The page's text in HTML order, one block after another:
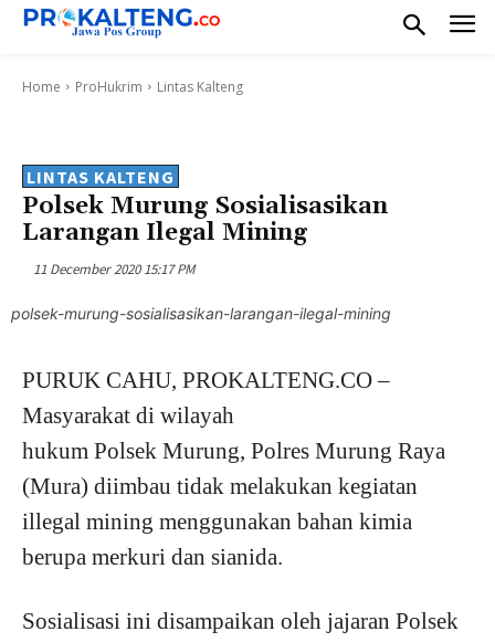
Home ProHukrim Lintas Kalteng
LINTAS KALTENG
Polsek Murung Sosialisasikan
Larangan Ilegal Mining
11 December 2020 15:17 PM
polsek-murung-sosialisasikan-larangan-ilegal-mining
PURUK CAHU, PROKALTENG.CO –
Masyarakat di wilayah
hukum Polsek Murung, Polres Murung Raya
(Mura) diimbau tidak melakukan kegiatan
illegal mining menggunakan bahan kimia
berupa merkuri dan sianida.
Sosialisasi ini disampaikan oleh jajaran Polsek